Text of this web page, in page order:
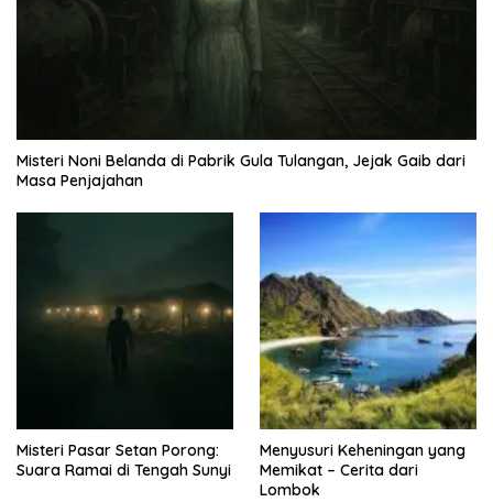
Misteri Noni Belanda di Pabrik Gula Tulangan, Jejak Gaib dari
Masa Penjajahan
Misteri Pasar Setan Porong:
Suara Ramai di Tengah Sunyi
Menyusuri Keheningan yang
Memikat – Cerita dari
Lombok